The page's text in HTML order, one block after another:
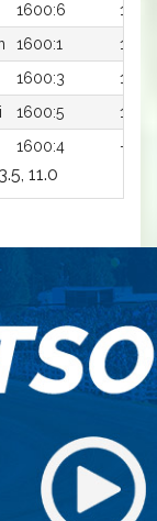
1600:6
12,8a
1600:1
13,0a
1600:3
13,0a
1600:5
13,3a
1600:4 -a
11.0